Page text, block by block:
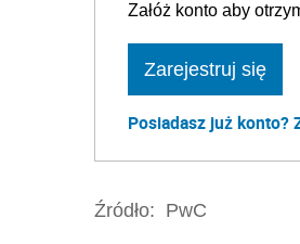
Załóż konto aby
Zarejestruj się
Posiadasz już konto?
Źródło: PwC